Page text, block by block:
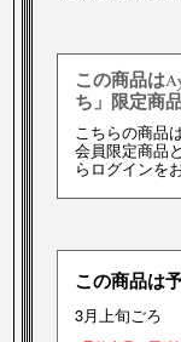
この商品は
ち」限定商
こちらの商品
会員限定商品
らログインを
この商品は
3月上旬ごろ